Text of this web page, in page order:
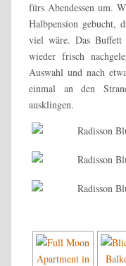
fürs Abendessen um.
Halbpension gebucht,
viel wäre. Das Buffett
wieder frisch
Auswahl und nach
einmal an den
ausklingen.